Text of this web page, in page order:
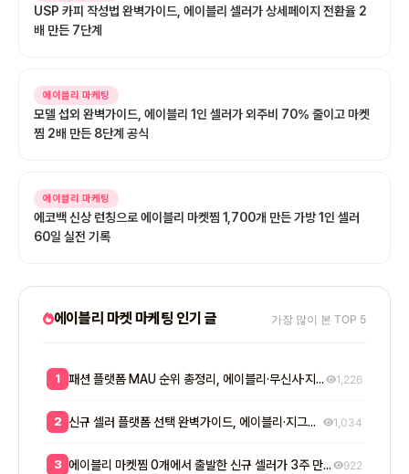
USP 카피 작성법 완벽가이드, 에이블리 셀러가 상세페이지 전환율 2
배 만든 7단계
에이블리 마케팅
모델 섭외 완벽가이드, 에이블리 1인 셀러가 외주비 70% 줄이고 마켓
찜 2배 만든 8단계 공식
에이블리 마케팅
에코백 신상 런칭으로 에이블리 마켓찜 1,700개 만든 가방 1인 셀러
60일 실전 기록
에이블리 마켓 마케팅 인기 글 가장 많이 본 TOP 5
1 패션 플랫폼 MAU 순위 총정리, 에이블리·무신사·지그재그 셀러 입점 전략 8단계 1,226
2 신규 셀러 플랫폼 선택 완벽가이드, 에이블리·지그재그·무신사 매출 비교와 7단계 공식 1,034
3 에이블리 마켓찜 0개에서 출발한 신규 셀러가 3주 만에 200개 넘긴 방법 - 초기 마켓찜이 매출에 실제로 미치는 영향 922